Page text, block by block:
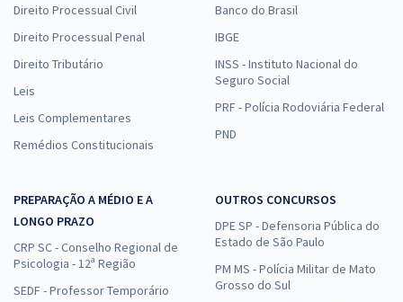
Direito Processual Civil
Direito Processual Penal
Direito Tributário
Leis
Leis Complementares
Remédios Constitucionais
Banco do Brasil
IBGE
INSS - Instituto Nacional do
Seguro Social
PRF - Polícia Rodoviária Federal
PND
PREPARAÇÃO A MÉDIO E A
LONGO PRAZO
CRP SC - Conselho Regional de
Psicologia - 12ª Região
SEDF - Professor Temporário
OUTROS CONCURSOS
DPE SP - Defensoria Pública do
Estado de São Paulo
PM MS - Polícia Militar de Mato
Grosso do Sul